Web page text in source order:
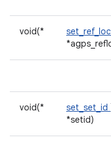
void(*
void(* set_set_id
*setid)